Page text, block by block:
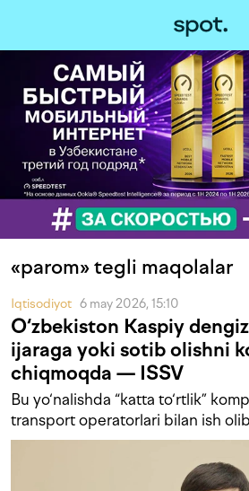
«parom» tegli maqolalar
Iqtisodiyot 6 may 2026, 15:10
O‘zbekiston Kaspiy
ijaraga yoki sotib olishni
chiqmoqda — ISSV
Bu yo‘nalishda “katta to‘rtlik”
transport operatorlari bilan ish